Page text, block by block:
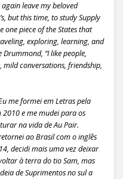
leave my beloved
but this time, to study Supply
one piece of the States that
exploring, learning, and
“I like people,
mild conversations, friendship,
me formei em Letras pela
2010 e me mudei para os
na vida de Au Pair.
ao Brasil com o inglês
decidi mais uma vez deixar
à terra do tio Sam, mas
de Suprimentos no sul a